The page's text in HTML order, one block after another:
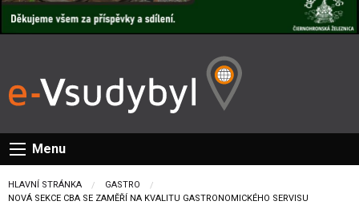
Menu
HLAVNÍ STRÁNKA
GASTRO
CURRENT:
NOVÁ SEKCE CBA SE ZAMĚŘÍ NA KVALITU GASTRONOMICKÉHO SERVISU